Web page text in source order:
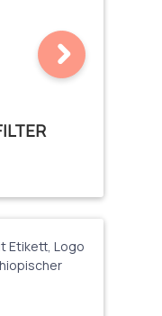
0 von 5 Sternen